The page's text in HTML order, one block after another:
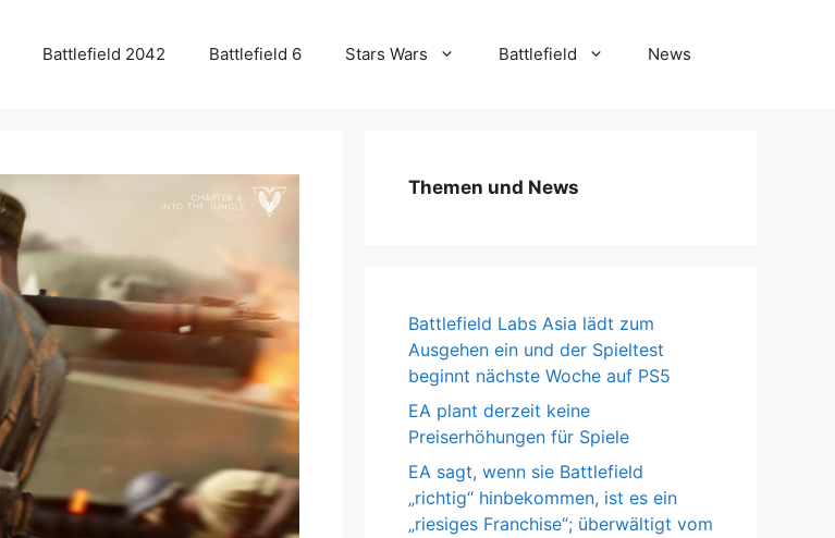
Battlefield 2042 Battlefield 6 Stars Wars Battlefield News
Themen und News
Battlefield Labs Asia lädt zum
Ausgehen ein und der Spieltest
beginnt nächste Woche auf PS5
EA plant derzeit keine
Preiserhöhungen für Spiele
EA sagt, wenn sie Battlefield
„richtig“ hinbekommen, ist es ein
„riesiges Franchise“; überwältigt vom